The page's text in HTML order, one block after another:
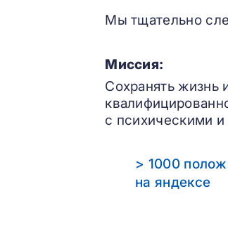
Мы тщательно
Миссия:
Сохранять жизнь
с психическими
> 1000
на яндексе